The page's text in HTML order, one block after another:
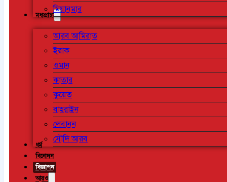
মিয়ানমার
মধ্যপ্রাচ্য
আরব আমিরাত
ইরাক
ওমান
কাতার
কুয়েত
বাহরাইন
লেবানন
সৌদি আরব
ধর্ম
বিনোদন
বিজ্ঞাপন
আরও